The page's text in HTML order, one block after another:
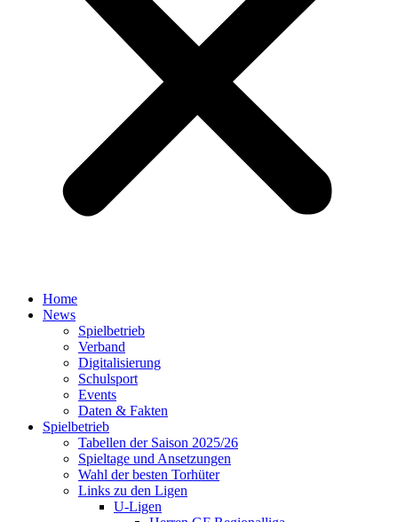
Home
News
Spielbetrieb
Verband
Digitalisierung
Schulsport
Events
Daten & Fakten
Spielbetrieb
Tabellen der Saison 2025/26
Spieltage und Ansetzungen
Wahl der besten Torhüter
Links zu den Ligen
U-Ligen